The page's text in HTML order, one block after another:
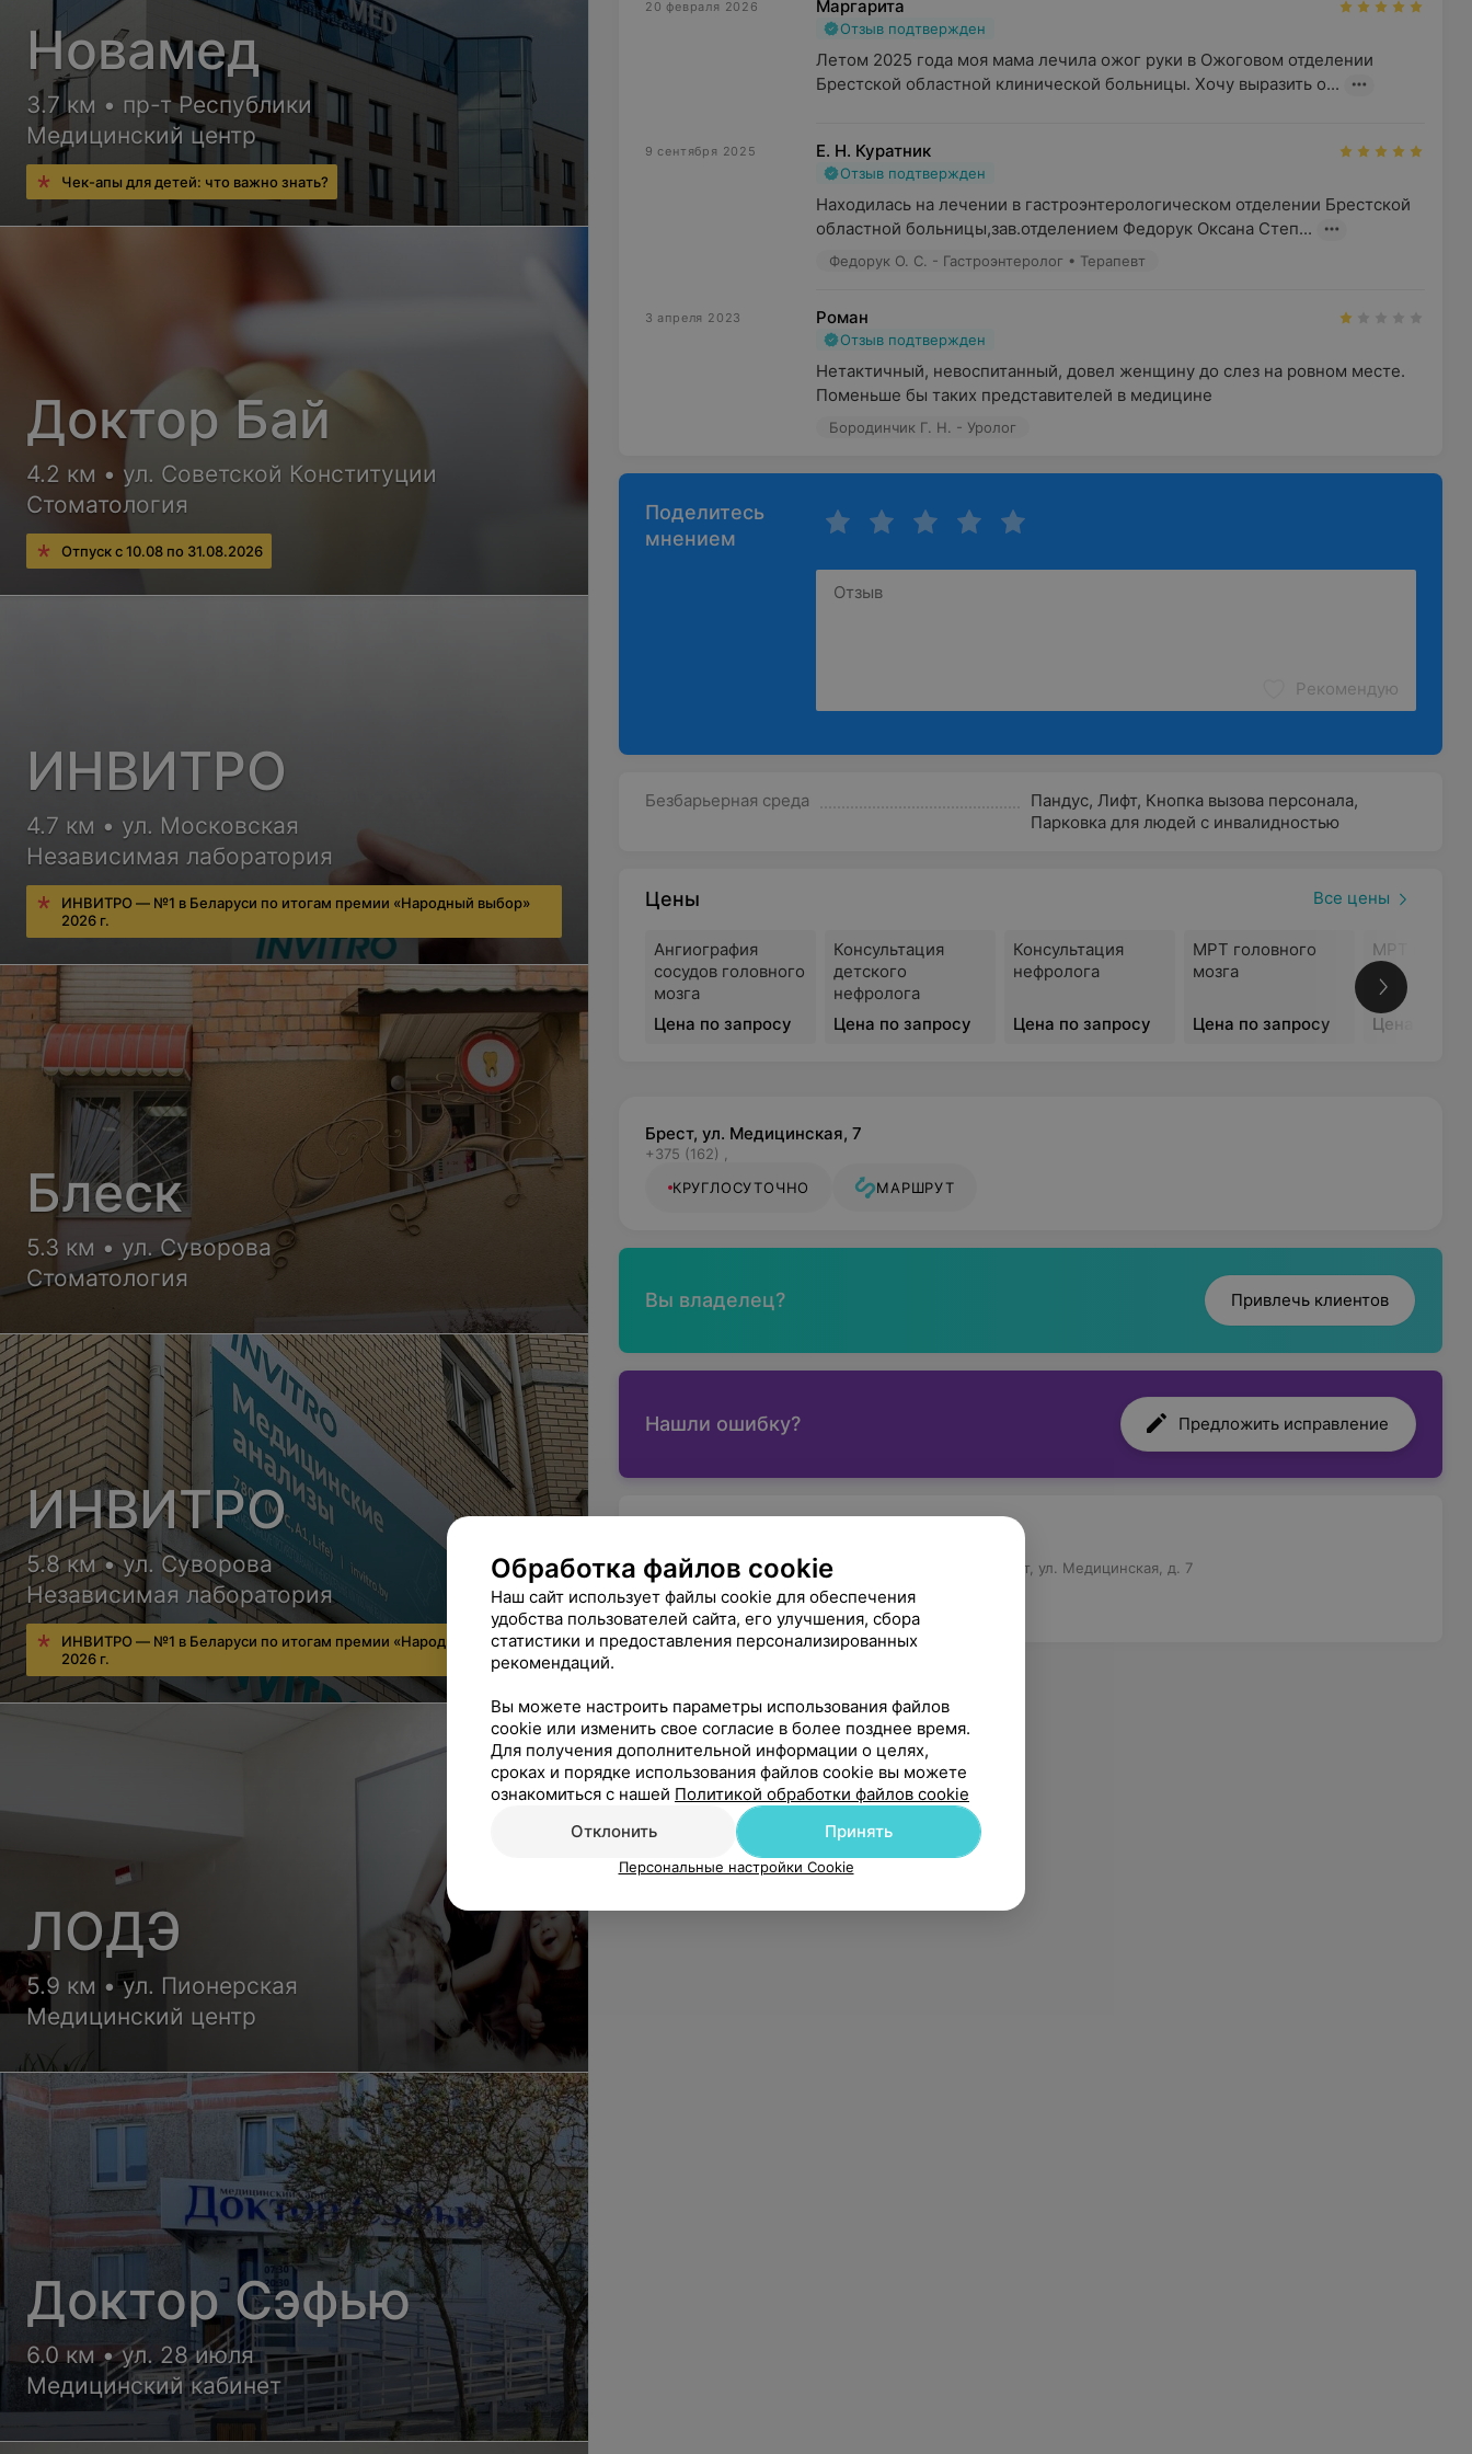
20 февраля 2026 Маргарита
Отзыв подтвержден
Летом 2025 года моя мама лечила ожог руки в Ожоговом отделении
Брестской областной клинической больницы. Хочу выразить о...
9 сентября 2025 Е. Н. Куратник
Отзыв подтвержден
Находилась на лечении в гастроэнтерологическом отделении Брестской
областной больницы,зав.отделением Федорук Оксана Степ...
Федорук О. С. - Гастроэнтеролог • Терапевт
3 апреля 2023 Роман
Отзыв подтвержден
Нетактичный, невоспитанный, довел женщину до слез на ровном месте.
Поменьше бы таких представителей в медицине
Бородинчик Г. Н. - Уролог
Поделитесь
мнением
Рекомендую
Безбарьерная среда Пандус, Лифт, Кнопка вызова персонала,
Парковка для людей с инвалидностью
Цены Все цены
Ангиография
сосудов головного
мозга
Цена по запросу
Консультация
детского
нефролога
Цена по запросу
Консультация
нефролога
Цена по запросу
МРТ головного
мозга
Цена по запросу
МРТ
Цена по
Брест, ул. Медицинская, 7
+375 (162) ,
КРУГЛОСУТОЧНО
МАРШРУТ
Вы владелец? Привлечь клиентов
Нашли ошибку? Предложить исправление
УЗ «Брестская областная больница»
Юридический адрес: 224027, Брестская обл., г. Брест, ул. Медицинская, д. 7
УНП: 200083645
На правах рекламы
Новамед
3.7 км • пр-т Республики
Медицинский центр
Чек-апы для детей: что важно знать?
Доктор Бай
4.2 км • ул. Советской Конституции
Стоматология
Отпуск с 10.08 по 31.08.2026
ИНВИТРО
4.7 км • ул. Московская
Независимая лаборатория
ИНВИТРО — №1 в Беларуси по итогам премии «Народный выбор»
2026 г.
Блеск
5.3 км • ул. Суворова
Стоматология
ИНВИТРО
5.8 км • ул. Суворова
Независимая лаборатория
ИНВИТРО — №1 в Беларуси по итогам премии «Народный выбор»
2026 г.
ЛОДЭ
5.9 км • ул. Пионерская
Медицинский центр
Доктор Сэфью
6.0 км • ул. 28 июля
Медицинский кабинет
Обработка файлов cookie
Наш сайт использует файлы cookie для обеспечения
удобства пользователей сайта, его улучшения, сбора
статистики и предоставления персонализированных
рекомендаций.
Вы можете настроить параметры использования файлов
cookie или изменить свое согласие в более позднее время.
Для получения дополнительной информации о целях,
сроках и порядке использования файлов cookie вы можете
ознакомиться с нашей Политикой обработки файлов cookie
Отклонить
Принять
Персональные настройки Cookie